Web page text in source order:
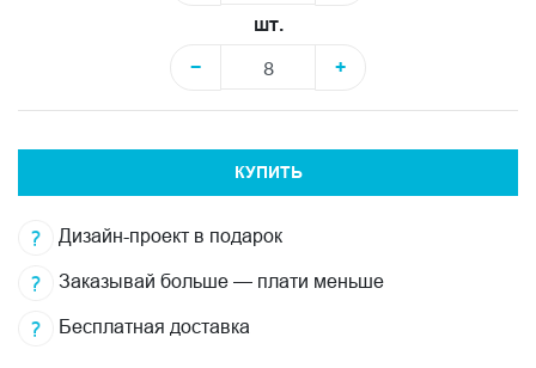
шт.
−
+
КУПИТЬ
Дизайн-проект в подарок
Заказывай больше — плати меньше
Бесплатная доставка